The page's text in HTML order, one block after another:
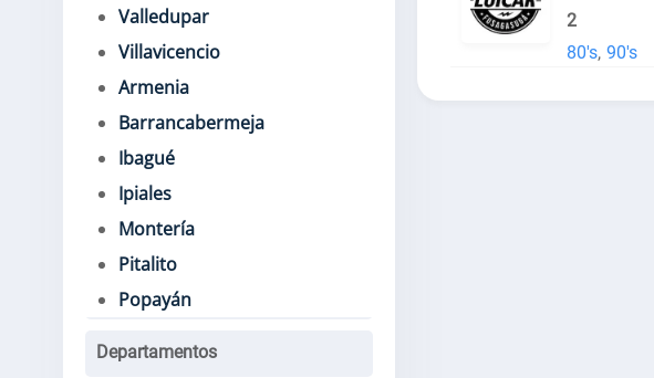
Valledupar
Villavicencio
Armenia
Barrancabermeja
Ibagué
Ipiales
Montería
Pitalito
Popayán
Departamentos
2
80's, 90's